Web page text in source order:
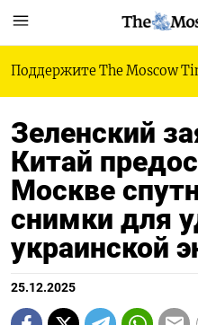
Поддержите The Moscow
Зеленский
Китай
Москве
снимки для
украинской
25.12.2025